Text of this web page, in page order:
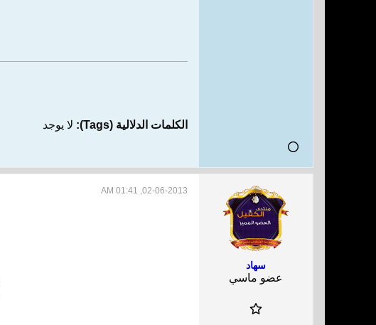
الكلمات الدلالية (Tags): لا يوجد
سهاد
عضو ماسي
02-06-2013, 01:41 AM